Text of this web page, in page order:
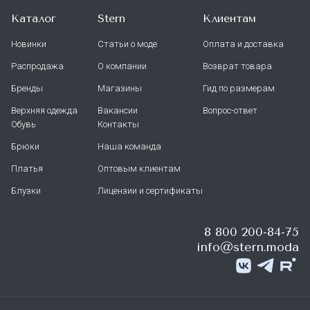
Каталог
Новинки
Распродажа
Бренды
Верхняя одежда
Обувь
Брюки
Платья
Блузки
Stern
Статьи о моде
О компании
Магазины
Вакансии
Контакты
Наша команда
Оптовым клиентам
Лицензии и сертификаты
Клиентам
Оплата и доставка
Возврат товара
Гид по размерам
Вопрос-ответ
8 800 200-84-75
info@stern.moda